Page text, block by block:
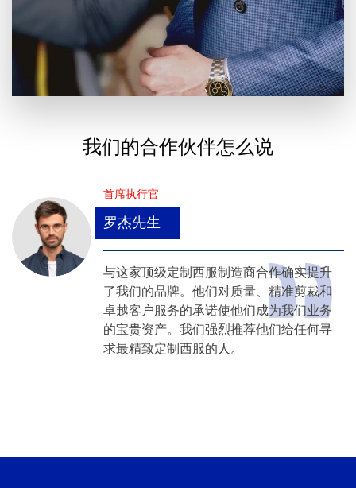
我们的合作伙伴怎么说
首席执行官
罗杰先生
与这家顶级定制西服制造商合作确实提升
了我们的品牌。他们对质量、精准剪裁和
卓越客户服务的承诺使他们成为我们业务
的宝贵资产。我们强烈推荐他们给任何寻
求最精致定制西服的人。